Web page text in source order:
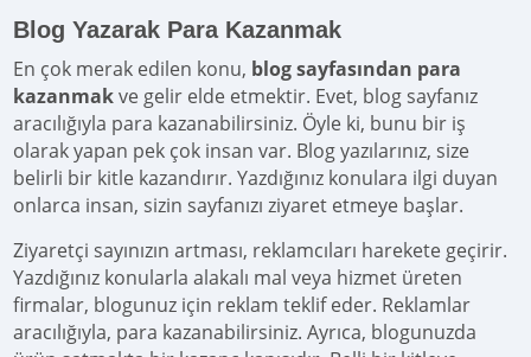
Blog Yazarak Para Kazanmak
En çok merak edilen konu, blog sayfasından para
kazanmakve gelir elde etmektir. Evet, blog sayfanız
aracılığıyla para kazanabilirsiniz. Öyle ki, bunu bir iş
olarak yapan pek çok insan var. Blog yazılarınız, size
belirli bir kitle kazandırır. Yazdığınız konulara ilgi duyan
onlarca insan, sizin sayfanızı ziyaret etmeye başlar.
Ziyaretçi sayınızın artması, reklamcıları harekete geçirir.
Yazdığınız konularla alakalı mal veya hizmet üreten
firmalar, blogunuz için reklam teklif eder. Reklamlar
aracılığıyla, para kazanabilirsiniz. Ayrıca, blogunuzda